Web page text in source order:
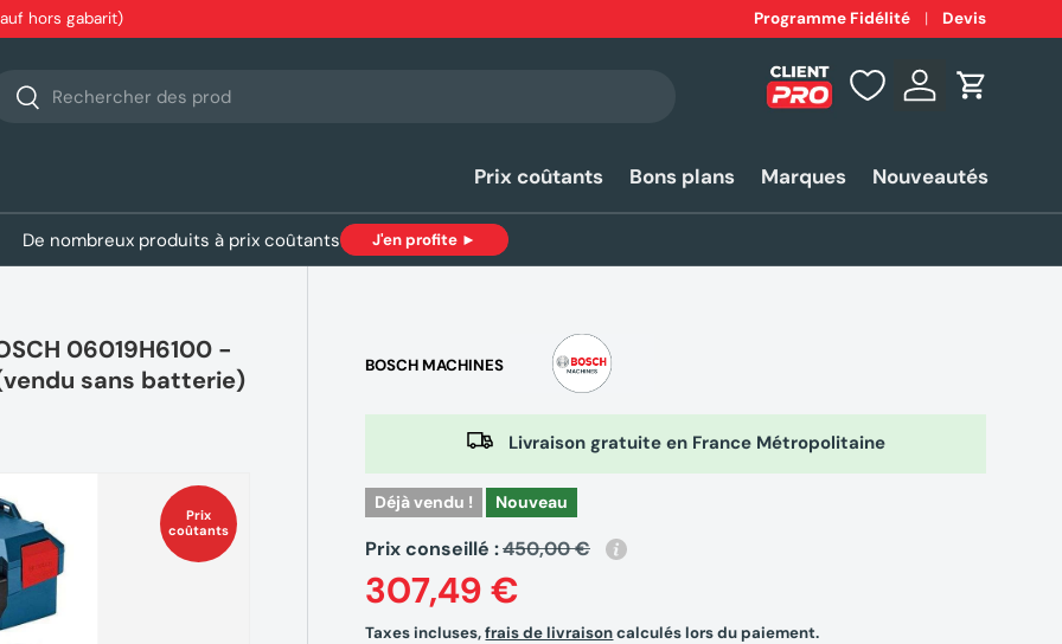
hors gabarit) Expéditionrapide 24-48h*
Programme Fidélité Devis
Rechercher Se connecter
Panier
Prix coûtants Bons plans Marques Nouveautés
De nombreux produits à prix coûtants J'en profite ►
06019H6100 -
sans batterie)
Prix
coûtants
BOSCH MACHINES
Livraison gratuite en France Métropolitaine
Déjà vendu ! Nouveau
Prix conseillé :450,00 €
307,49 €
Taxes incluses,frais de livraisoncalculés lors du paiement.